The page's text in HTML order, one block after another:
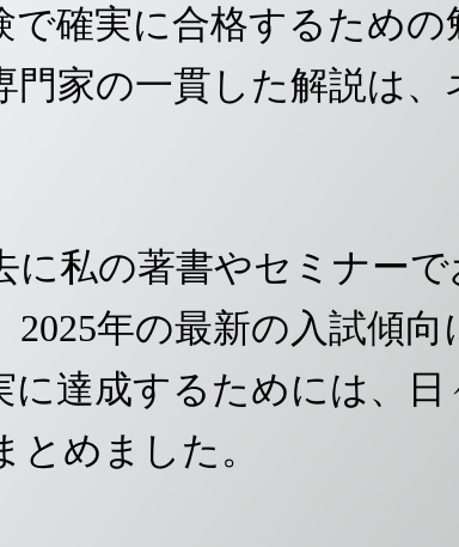
で確実に合格するため
門家の一貫した解説は
に私の著書やセミナー
年の最新の入試傾
に達成するためには、
めました。